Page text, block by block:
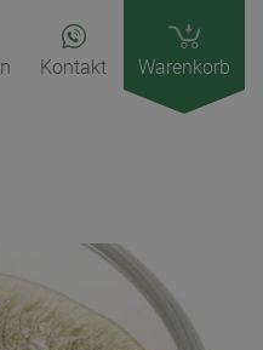
Kontakt Warenkorb